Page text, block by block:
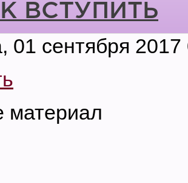
ВСТУПИТЬ
01 сентября 2017
материал